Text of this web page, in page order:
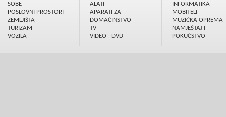
SOBE
POSLOVNI PROSTORI
ZEMLJIŠTA
TURIZAM
VOZILA
ALATI
APARATI ZA
DOMAĆINSTVO
TV
VIDEO - DVD
INFORMATIKA
MOBITELI
MUZIČKA OPREMA
NAMJEŠTAJ I
POKUĆSTVO